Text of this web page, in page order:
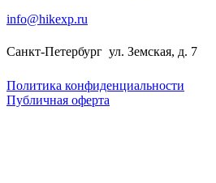
info@hikexp.ru
Санкт-Петербург ул. Земская, д. 7
Политика конфиденциальности
Публичная оферта